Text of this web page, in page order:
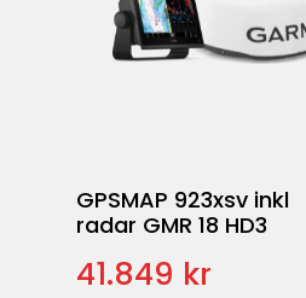
GPSMAP 923xsv inkl
radar GMR 18 HD3
41.849 kr